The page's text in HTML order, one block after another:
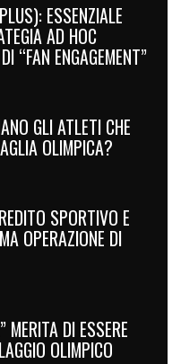
ESSENZIALE
AD HOC
“FAN ENGAGEMENT”
GLI ATLETI CHE
OLIMPICA?
SPORTIVO E
OPERAZIONE DI
MERITA DI ESSERE
OLIMPICO